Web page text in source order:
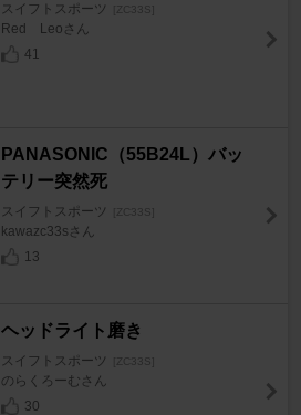
スイフトスポーツ [ZC33S]
Red Leoさん
41
PANASONIC（55B24L）バッ
テリー突然死
スイフトスポーツ [ZC33S]
kawazc33sさん
13
ヘッドライト磨き
スイフトスポーツ [ZC33S]
のらくろーむさん
30